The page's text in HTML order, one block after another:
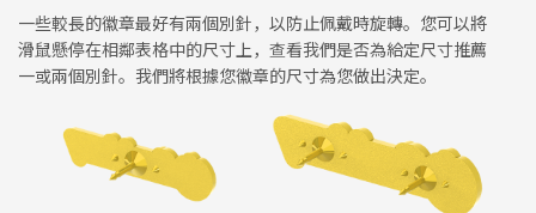
一些較長的徽章最好有兩個別針，以防止佩戴時旋轉。您可以將
滑鼠懸停在相鄰表格中的尺寸上，查看我們是否為給定尺寸推薦
一或兩個別針。我們將根據您徽章的尺寸為您做出決定。